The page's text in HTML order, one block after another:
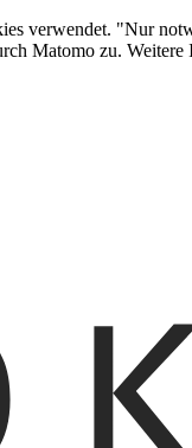
verwendet. "Nur
Matomo zu.